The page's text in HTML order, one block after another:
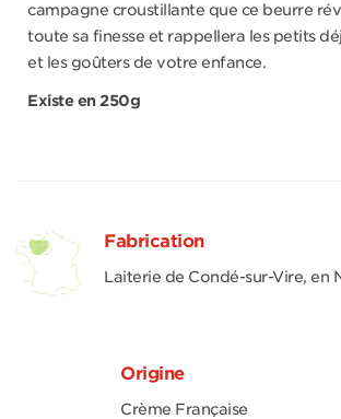
campagne croustillante que ce beurre
toute sa finesse et rappellera les petits
et les goûters de votre enfance.
Existe en 250g
Fabrication
Laiterie de Condé-sur-Vire, en
Origine
Crème Française